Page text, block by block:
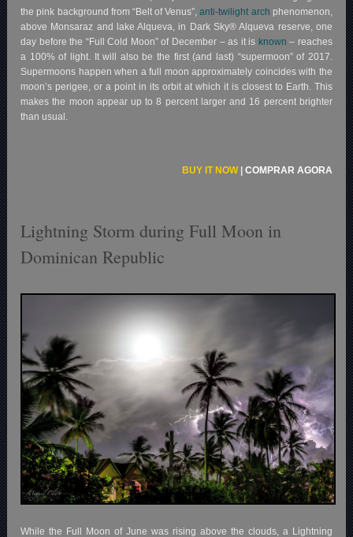
the pink background from “Belt of Venus”,anti-twilight arch phenomenon,
above Monsaraz and lake Alqueva, in Dark Sky® Alqueva reserve, one
day before the “Full Cold Moon” of December – as it is known – reaches
a 100% of light. It will also be the first (and last) “supermoon” of 2017.
Supermoons happen when a full moon approximately coincides with the
moon’s perigee, or a point in its orbit at which it is closest to Earth. This
makes the moon appear up to 8 percent larger and 16 percent brighter
than usual.
BUY IT NOW| COMPRAR AGORA
Lightning Storm during Full Moon in
Dominican Republic
While the Full Moon of June was rising above the clouds, a Lightning